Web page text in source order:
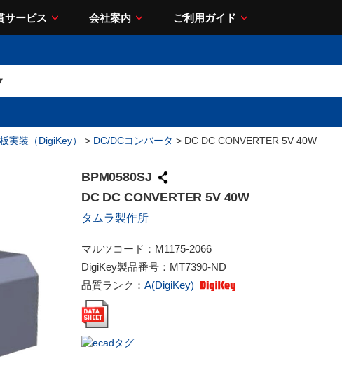
サービス 会社案内 ご利用ガイド
実装（DigiKey） > DC/DCコンバータ > DC DC CONVERTER 5V 40W
BPM0580SJ
DC DC CONVERTER 5V 40W
タムラ製作所
マルツコード： M1175-2066
DigiKey製品番号： MT7390-ND
品質ランク： A(DigiKey)